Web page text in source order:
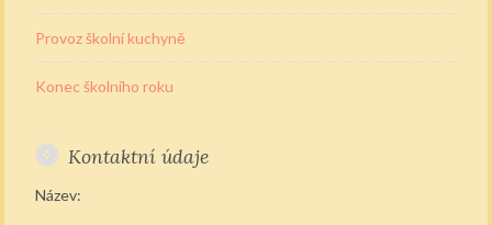
Provoz školní kuchyně
Konec školního roku
Kontaktní údaje
Název: